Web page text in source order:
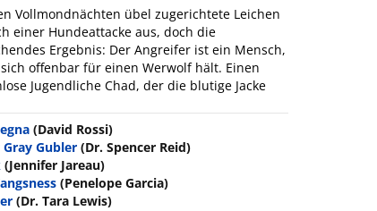
Vollmondnächten übel zugerichtete Leichen
einer Hundeattacke aus, doch die
Ergebnis: Der Angreifer ist ein Mensch,
offenbar für einen Werwolf hält. Einen
Jugendliche Chad, der die blutige Jacke
(David Rossi)
Gubler (Dr. Spencer Reid)
(Jennifer Jareau)
(Penelope Garcia)
(Dr. Tara Lewis)